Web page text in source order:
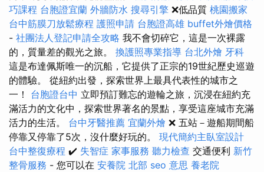
巧課程 台胞證宜蘭 外牆防水 搜尋引擎 ❌低品質 桃園搬家
台中筋膜刀放鬆療程 護照申請 台胞證高雄 buffet外燴價格
- 社團法人登記申請全攻略 我不會切碎它，這是一次裸露
的，質量差的觀光之旅。 換護照專業指導 台北外燴 牙科
這是布達佩斯唯一的沉船，它提供了正宗的19世紀歷史巡遊
的體驗。 從紐約出發，探索世界上最具代表性的城市之
一！ 台胞證台中 立即預訂難忘的遊輪之旅，沉浸在紐約充
滿活力的文化中，探索世界著名的景點，享受這座城市充滿
活力的生活。 台中牙醫推薦 宜蘭外燴 ❌ 五站－遊船期間船
停靠又停靠了5次，沒什麼好玩的。 現代簡約主臥室設計
台中整復療程 ✔️ 失智症 家事服務 聽力檢查 交通便利 新竹
整骨服務 - 您可以在 安養院 北部 seo 意思 養老院